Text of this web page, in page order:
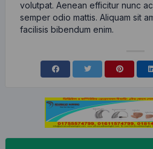
volutpat. Aenean efficitur nunc
semper odio mattis. Aliquam sit
facilisis bibendum enim.